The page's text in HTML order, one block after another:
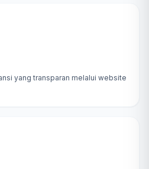
yang transparan melalui website